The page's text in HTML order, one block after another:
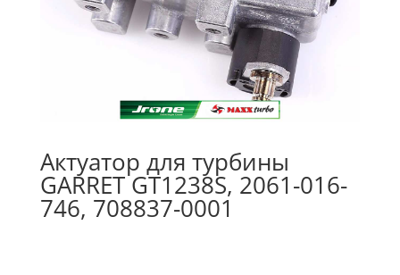
Актуатор для турбины
GARRET GT1238S, 2061-016-
746, 708837-0001